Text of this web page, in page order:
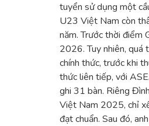
tuyển sử dụng một
U23 Việt Nam còn
năm. Trước thời điểm
2026. Tuy nhiên, quá
chính thức, trước khi
thức liên tiếp, với
ghi 31 bàn. Riêng
Việt Nam 2025, chỉ
đạt chuẩn. Sau đó,